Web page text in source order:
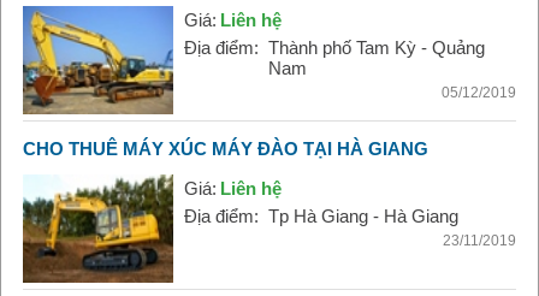
Giá: Liên hệ
Địa điểm: Thành phố Tam Kỳ - Quảng
Nam
05/12/2019
CHO THUÊ MÁY XÚC MÁY ĐÀO TẠI HÀ GIANG
Giá: Liên hệ
Địa điểm: Tp Hà Giang - Hà Giang
23/11/2019